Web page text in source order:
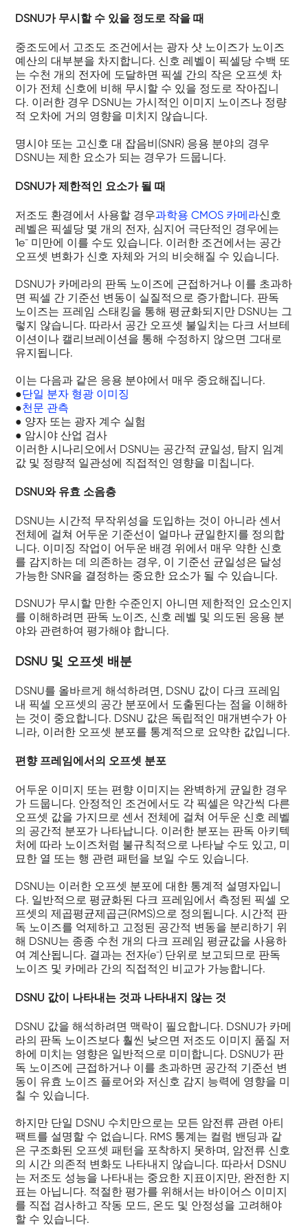
DSNU가 무시할 수 있을 정도로 작을 때
중조도에서 고조도 조건에서는 광자 샷 노이즈가 노이즈
예산의 대부분을 차지합니다. 신호 레벨이 픽셀당 수백 또
는 수천 개의 전자에 도달하면 픽셀 간의 작은 오프셋 차
이가 전체 신호에 비해 무시할 수 있을 정도로 작아집니
다. 이러한 경우 DSNU는 가시적인 이미지 노이즈나 정량
적 오차에 거의 영향을 미치지 않습니다.
명시야 또는 고신호 대 잡음비(SNR) 응용 분야의 경우
DSNU는 제한 요소가 되는 경우가 드뭅니다.
DSNU가 제한적인 요소가 될 때
저조도 환경에서 사용할 경우과학용 CMOS 카메라신호
레벨은 픽셀당 몇 개의 전자, 심지어 극단적인 경우에는
1e⁻ 미만에 이를 수도 있습니다. 이러한 조건에서는 공간
오프셋 변화가 신호 자체와 거의 비슷해질 수 있습니다.
DSNU가 카메라의 판독 노이즈에 근접하거나 이를 초과하
면 픽셀 간 기준선 변동이 실질적으로 증가합니다. 판독
노이즈는 프레임 스태킹을 통해 평균화되지만 DSNU는 그
렇지 않습니다. 따라서 공간 오프셋 불일치는 다크 서브테
이션이나 캘리브레이션을 통해 수정하지 않으면 그대로
유지됩니다.
이는 다음과 같은 응용 분야에서 매우 중요해집니다.
●단일 분자 형광 이미징
●천문 관측
● 양자 또는 광자 계수 실험
● 암시야 산업 검사
이러한 시나리오에서 DSNU는 공간적 균일성, 탐지 임계
값 및 정량적 일관성에 직접적인 영향을 미칩니다.
DSNU와 유효 소음층
DSNU는 시간적 무작위성을 도입하는 것이 아니라 센서
전체에 걸쳐 어두운 기준선이 얼마나 균일한지를 정의합
니다. 이미징 작업이 어두운 배경 위에서 매우 약한 신호
를 감지하는 데 의존하는 경우, 이 기준선 균일성은 달성
가능한 SNR을 결정하는 중요한 요소가 될 수 있습니다.
DSNU가 무시할 만한 수준인지 아니면 제한적인 요소인지
를 이해하려면 판독 노이즈, 신호 레벨 및 의도된 응용 분
야와 관련하여 평가해야 합니다.
DSNU 및 오프셋 배분
DSNU를 올바르게 해석하려면, DSNU 값이 다크 프레임
내 픽셀 오프셋의 공간 분포에서 도출된다는 점을 이해하
는 것이 중요합니다. DSNU 값은 독립적인 매개변수가 아
니라, 이러한 오프셋 분포를 통계적으로 요약한 값입니다.
편향 프레임에서의 오프셋 분포
어두운 이미지 또는 편향 이미지는 완벽하게 균일한 경우
가 드뭅니다. 안정적인 조건에서도 각 픽셀은 약간씩 다른
오프셋 값을 가지므로 센서 전체에 걸쳐 어두운 신호 레벨
의 공간적 분포가 나타납니다. 이러한 분포는 판독 아키텍
처에 따라 노이즈처럼 불규칙적으로 나타날 수도 있고, 미
묘한 열 또는 행 관련 패턴을 보일 수도 있습니다.
DSNU는 이러한 오프셋 분포에 대한 통계적 설명자입니
다. 일반적으로 평균화된 다크 프레임에서 측정된 픽셀 오
프셋의 제곱평균제곱근(RMS)으로 정의됩니다. 시간적 판
독 노이즈를 억제하고 고정된 공간적 변동을 분리하기 위
해 DSNU는 종종 수천 개의 다크 프레임 평균값을 사용하
여 계산됩니다. 결과는 전자(e⁻) 단위로 보고되므로 판독
노이즈 및 카메라 간의 직접적인 비교가 가능합니다.
DSNU 값이 나타내는 것과 나타내지 않는 것
DSNU 값을 해석하려면 맥락이 필요합니다. DSNU가 카메
라의 판독 노이즈보다 훨씬 낮으면 저조도 이미지 품질 저
하에 미치는 영향은 일반적으로 미미합니다. DSNU가 판
독 노이즈에 근접하거나 이를 초과하면 공간적 기준선 변
동이 유효 노이즈 플로어와 저신호 감지 능력에 영향을 미
칠 수 있습니다.
하지만 단일 DSNU 수치만으로는 모든 암전류 관련 아티
팩트를 설명할 수 없습니다. RMS 통계는 컬럼 밴딩과 같
은 구조화된 오프셋 패턴을 포착하지 못하며, 암전류 신호
의 시간 의존적 변화도 나타내지 않습니다. 따라서 DSNU
는 저조도 성능을 나타내는 중요한 지표이지만, 완전한 지
표는 아닙니다. 적절한 평가를 위해서는 바이어스 이미지
를 직접 검사하고 작동 모드, 온도 및 안정성을 고려해야
할 수 있습니다.